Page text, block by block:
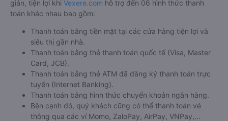
giản, tiện lợi khi Vexere.com hỗ trợ đến 06 hình thức thanh
toán khác nhau bao gồm:
Thanh toán bằng tiền mặt tại các cửa hàng tiện lợi và
siêu thị gần nhà.
Thanh toán bằng thẻ thanh toán quốc tế (Visa, Master
Card, JCB).
Thanh toán bằng thẻ ATM đã đăng ký thanh toán trực
tuyến (Internet Banking).
Thanh toán bằng hình thức chuyển khoản ngân hàng.
Bên cạnh đó, quý khách cũng có thể thanh toán vé
thông qua các ví Momo, ZaloPay, AirPay, VNPay,…